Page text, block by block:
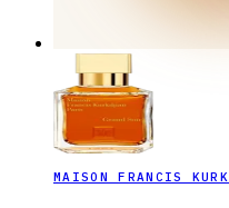
MAISON FRANCIS